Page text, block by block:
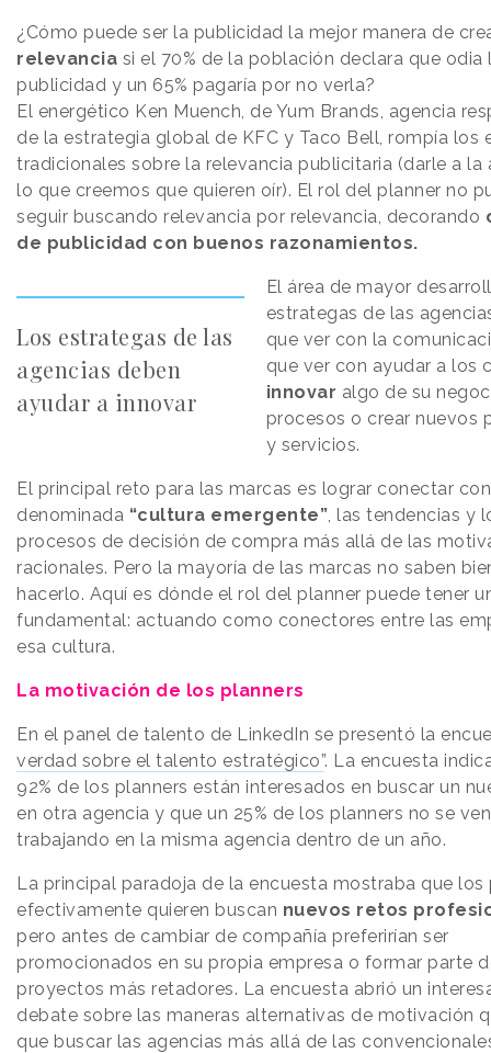
¿Cómo puede ser la publicidad la mejor manera de
relevancia si el 70% de la población declara que odia
publicidad y un 65% pagaría por no verla?
El energético Ken Muench, de Yum Brands, agencia
de la estrategia global de KFC y Taco Bell, rompía los
tradicionales sobre la relevancia publicitaria (darle a la
lo que creemos que quieren oír). El rol del planner no
seguir buscando relevancia por relevancia, decorando
de publicidad con buenos razonamientos.
Los estrategas de las
agencias deben
ayudar a innovar
El área de mayor
estrategas de las
que ver con la
que ver con ayudar a los
innovar algo de su
procesos o crear nuevos
y servicios.
El principal reto para las marcas es lograr conectar
denominada “cultura emergente” , las tendencias y
procesos de decisión de compra más allá de las
racionales. Pero la mayoría de las marcas no saben
hacerlo. Aquí es dónde el rol del planner puede tener
fundamental: actuando como conectores entre las
esa cultura.
La motivación de los planners
En el panel de talento de LinkedIn se presentó la
verdad sobre el talento estratégico”. La encuesta
92% de los planners están interesados en buscar un
en otra agencia y que un 25% de los planners no se ven
trabajando en la misma agencia dentro de un año.
La principal paradoja de la encuesta mostraba que los
efectivamente quieren buscan nuevos retos
pero antes de cambiar de compañía preferirían ser
promocionados en su propia empresa o formar parte
proyectos más retadores. La encuesta abrió un
debate sobre las maneras alternativas de motivación
que buscar las agencias más allá de las